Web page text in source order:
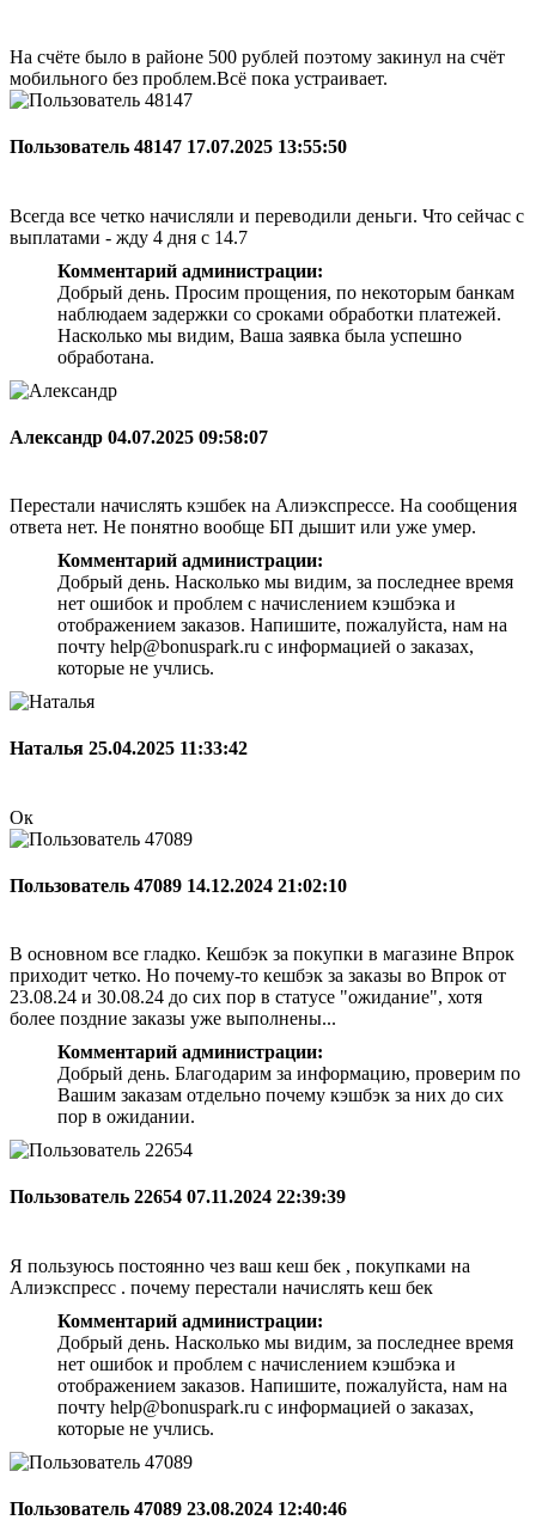
На счёте было в районе 500 рублей поэтому закинул на счёт
мобильного без проблем.Всё пока устраивает.
Пользователь 48147 17.07.2025 13:55:50
Всегда все четко начисляли и переводили деньги. Что сейчас с
выплатами - жду 4 дня с 14.7
Комментарий администрации:
Добрый день. Просим прощения, по некоторым банкам
наблюдаем задержки со сроками обработки платежей.
Насколько мы видим, Ваша заявка была успешно
обработана.
Александр 04.07.2025 09:58:07
Перестали начислять кэшбек на Алиэкспрессе. На сообщения
ответа нет. Не понятно вообще БП дышит или уже умер.
Комментарий администрации:
Добрый день. Насколько мы видим, за последнее время
нет ошибок и проблем с начислением кэшбэка и
отображением заказов. Напишите, пожалуйста, нам на
почту help@bonuspark.ru с информацией о заказах,
которые не учлись.
Наталья 25.04.2025 11:33:42
Ок
Пользователь 47089 14.12.2024 21:02:10
В основном все гладко. Кешбэк за покупки в магазине Впрок
приходит четко. Но почему-то кешбэк за заказы во Впрок от
23.08.24 и 30.08.24 до сих пор в статусе "ожидание", хотя
более поздние заказы уже выполнены...
Комментарий администрации:
Добрый день. Благодарим за информацию, проверим по
Вашим заказам отдельно почему кэшбэк за них до сих
пор в ожидании.
Пользователь 22654 07.11.2024 22:39:39
Я пользуюсь постоянно чез ваш кеш бек , покупками на
Алиэкспресс . почему перестали начислять кеш бек
Комментарий администрации:
Добрый день. Насколько мы видим, за последнее время
нет ошибок и проблем с начислением кэшбэка и
отображением заказов. Напишите, пожалуйста, нам на
почту help@bonuspark.ru с информацией о заказах,
которые не учлись.
Пользователь 47089 23.08.2024 12:40:46